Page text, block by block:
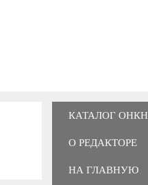
КАТАЛОГ ОНКН
О РЕДАКТОРЕ
НА ГЛАВНУЮ